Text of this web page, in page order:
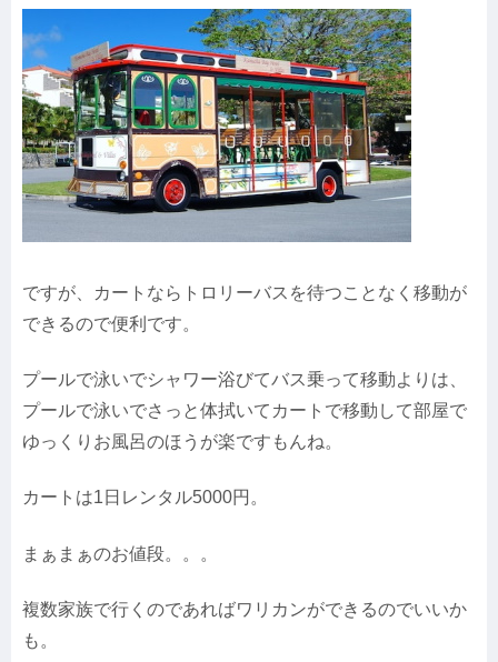
ですが、カートならトロリーバスを待つことなく移動が
できるので便利です。
プールで泳いでシャワー浴びてバス乗って移動よりは、
プールで泳いでさっと体拭いてカートで移動して部屋で
ゆっくりお風呂のほうが楽ですもんね。
カートは1日レンタル5000円。
まぁまぁのお値段。。。
複数家族で行くのであればワリカンができるのでいいか
も。